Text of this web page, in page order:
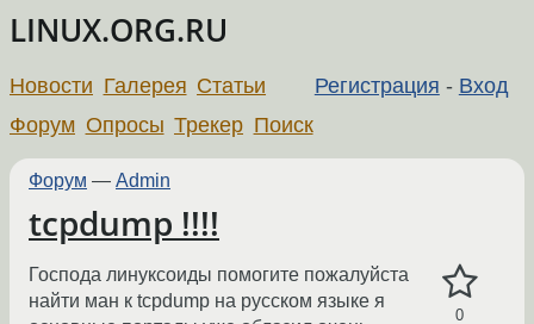
LINUX.ORG.RU
Регистрация - Вход
Новости Галерея Статьи
Форум Опросы Трекер Поиск
Форум — Admin
tcpdump !!!!
0
Господа линуксоиды помогите пожалуйста
найти ман к tcpdump на русском языке я